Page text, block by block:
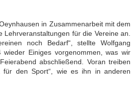
in Zusammenarbeit mit dem
Lehrveranstaltungen für die Vereine an.
noch Bedarf“, stellte Wolfgang
Einiges vorgenommen, was wir
abschließend. Voran treiben
für den Sport“, wie es ihn in anderen